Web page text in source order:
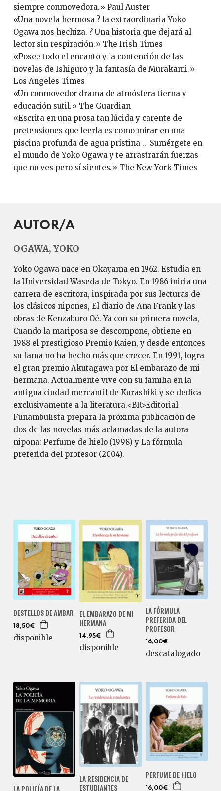
siempre conmovedora.» Paul Auster
«Una novela hermosa ? la extraordinaria Yoko
Ogawa nos hechiza. ? Una historia que dejará al
lector sin respiración.» The Irish Times
«Posee todo el encanto y la contención de las
novelas de Ishiguro y la fantasía de Murakami.»
Los Angeles Times
«Un conmovedor drama de atmósfera tierna y
educación sutil.» The Guardian
«Escrita en una prosa tan lúcida y carente de
pretensiones que leerla es como mirar en una
piscina profunda de agua prístina ... Sumérgete en
el mundo de Yoko Ogawa y te arrastrarán fuerzas
que no ves pero sí sientes.» The New York Times
AUTOR/A
OGAWA, YOKO
Yoko Ogawa nace en Okayama en 1962. Estudia en
la Universidad Waseda de Tokyo. En 1986 inicia una
carrera de escritora, inspirada por sus lecturas de
los clásicos nipones, El diario de Ana Frank y las
obras de Kenzaburo Oé. Ya con su primera novela,
Cuando la mariposa se descompone, obtiene en
1988 el prestigioso Premio Kaien, y desde entonces
su fama no ha hecho más que crecer. En 1991, logra
el gran premio Akutagawa por El embarazo de mi
hermana. Actualmente vive con su familia en la
antigua ciudad mercantil de Kurashiki y se dedica
exclusivamente a la literatura.<BR>Editorial
Funambulista prepara la próxima publicación de
dos de las novelas más aclamadas de la autora
nipona: Perfume de hielo (1998) y La fórmula
preferida del profesor (2004).
DESTELLOS DE AMBAR
18,50€
disponible
EL EMBARAZO DE MI
HERMANA
14,95€
disponible
LA FÓRMULA
PREFERIDA DEL
PROFESOR
16,00€
descatalogado
LA POLICÍA DE LA
LA RESIDENCIA DE
ESTUDIANTES
PERFUME DE HIELO
16,00€